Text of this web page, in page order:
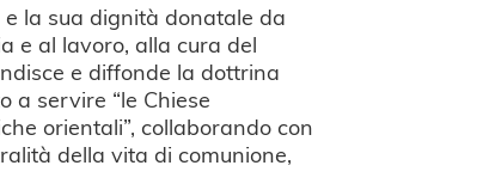
la sua dignità donatale da
e al lavoro, alla cura del
e diffonde la dottrina
a servire “le Chiese
orientali”, collaborando con
della vita di comunione,